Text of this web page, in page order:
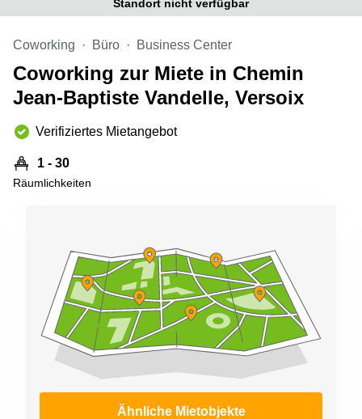
mieten
Business
Center
Center
Zug
29 Basel
Zugerstrasse
Glärnischstrasse
13 Wil
Werftestrasse
Standort nicht verfügbar
Coworking Büro Business Center
Coworking zur Miete in Chemin
Jean-Baptiste Vandelle, Versoix
Verifiziertes Mietangebot
1 - 30
Räumlichkeiten
Ähnliche Mietobjekte